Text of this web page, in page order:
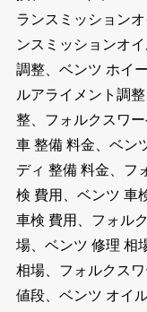
ランスミッション
ンスミッションオ
調整、ベンツ ホイ
ルアライメント調
整、フォルクスワ
車 整備 料金、ベン
ディ 整備 料金、フ
検 費用、ベンツ 車
車検 費用、フォル
場、ベンツ 修理 相
相場、フォルクス
値段、ベンツ オイ